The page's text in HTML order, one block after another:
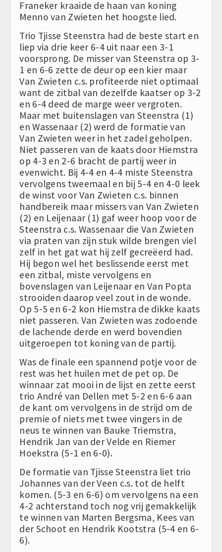
Franeker kraaide de haan van koning
Menno van Zwieten het hoogste lied.
Trio Tjisse Steenstra had de beste start en
liep via drie keer 6-4 uit naar een 3-1
voorsprong. De misser van Steenstra op 3-
1 en 6-6 zette de deur op een kier maar
Van Zwieten c.s. profiteerde niet optimaal
want de zitbal van dezelfde kaatser op 3-2
en 6-4 deed de marge weer vergroten.
Maar met buitenslagen van Steenstra (1)
en Wassenaar (2) werd de formatie van
Van Zwieten weer in het zadel geholpen.
Niet passeren van de kaats door Hiemstra
op 4-3 en 2-6 bracht de partij weer in
evenwicht. Bij 4-4 en 4-4 miste Steenstra
vervolgens tweemaal en bij 5-4 en 4-0 leek
de winst voor Van Zwieten c.s. binnen
handbereik maar missers van Van Zwieten
(2) en Leijenaar (1) gaf weer hoop voor de
Steenstra c.s. Wassenaar die Van Zwieten
via praten van zijn stuk wilde brengen viel
zelf in het gat wat hij zelf gecreëerd had.
Hij begon wel het beslissende eerst met
een zitbal, miste vervolgens en
bovenslagen van Leijenaar en Van Popta
strooiden daarop veel zout in de wonde.
Op 5-5 en 6-2 kon Hiemstra de dikke kaats
niet passeren. Van Zwieten was zodoende
de lachende derde en werd bovendien
uitgeroepen tot koning van de partij.
Was de finale een spannend potje voor de
rest was het huilen met de pet op. De
winnaar zat mooi in de lijst en zette eerst
trio André van Dellen met 5-2 en 6-6 aan
de kant om vervolgens in de strijd om de
premie of niets met twee vingers in de
neus te winnen van Bauke Triemstra,
Hendrik Jan van der Velde en Riemer
Hoekstra (5-1 en 6-0).
De formatie van Tjisse Steenstra liet trio
Johannes van der Veen c.s. tot de helft
komen. (5-3 en 6-6) om vervolgens na een
4-2 achterstand toch nog vrij gemakkelijk
te winnen van Marten Bergsma, Kees van
der Schoot en Hendrik Kootstra (5-4 en 6-
6).